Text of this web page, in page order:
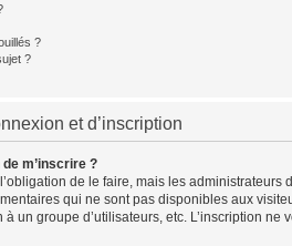
?
?
et d’inscription
m’inscrire ?
de le faire, mais les
qui ne sont pas disponibles aux
à un groupe d’utilisateurs, etc. L’inscription